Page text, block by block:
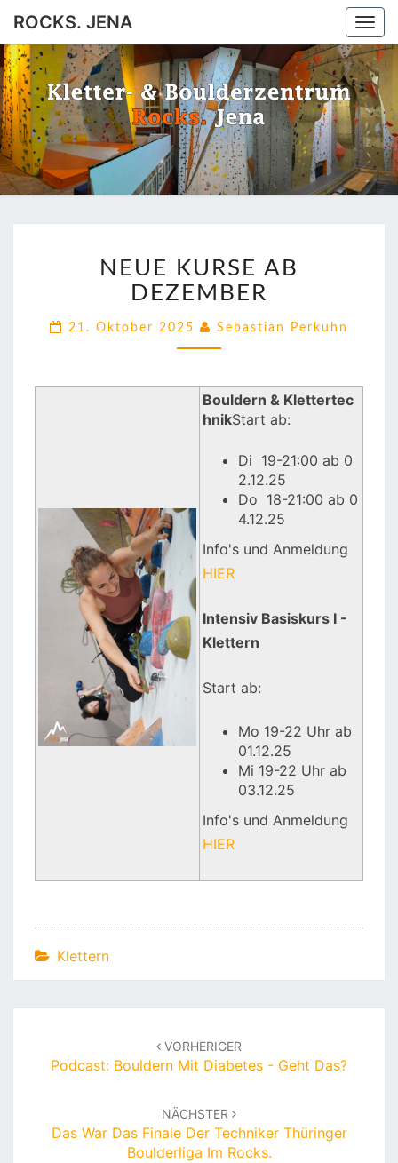
ROCKS. JENA
ROCKS.
JENA
Jena
KURSE
AB
DEZEMBER
NEUE KURSE AB
DEZEMBER
21. Oktober 2025 Sebastian Perkuhn
Bouldern & Klettertec
hnikStart ab:
Di 19-21:00 ab 0
2.12.25
Do 18-21:00 ab 0
4.12.25
Info's und Anmeldung
HIER
Intensiv Basiskurs I -
Klettern
Start ab:
Mo 19-22 Uhr ab
01.12.25
Mi 19-22 Uhr ab
03.12.25
Info's und Anmeldung
HIER
Klettern
VORHERIGER
Podcast: Bouldern Mit Diabetes - Geht Das?
NÄCHSTER
Das War Das Finale Der Techniker Thüringer
Boulderliga Im Rocks.